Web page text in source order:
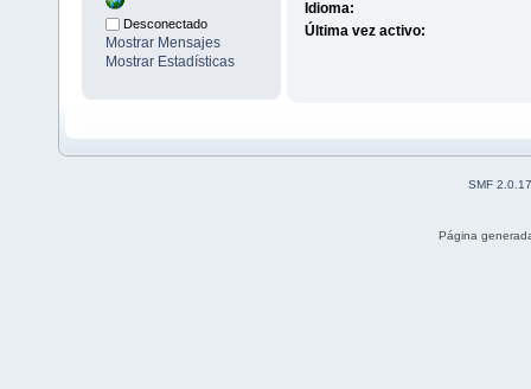
Desconectado
Mostrar Mensajes
Mostrar Estadísticas
Idioma:
Última vez activo:
SMF 2.0.17
Página